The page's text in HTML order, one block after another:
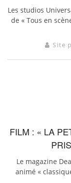
Les studios
de « Tous en
Site
FILM : « LA
Le magazine
animé «